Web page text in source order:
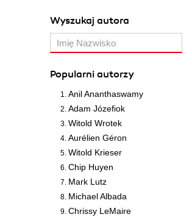
Wyszukaj autora
Popularni autorzy
Anil Ananthaswamy
Adam Józefiok
Witold Wrotek
Aurélien Géron
Witold Krieser
Chip Huyen
Mark Lutz
Michael Albada
Chrissy LeMaire